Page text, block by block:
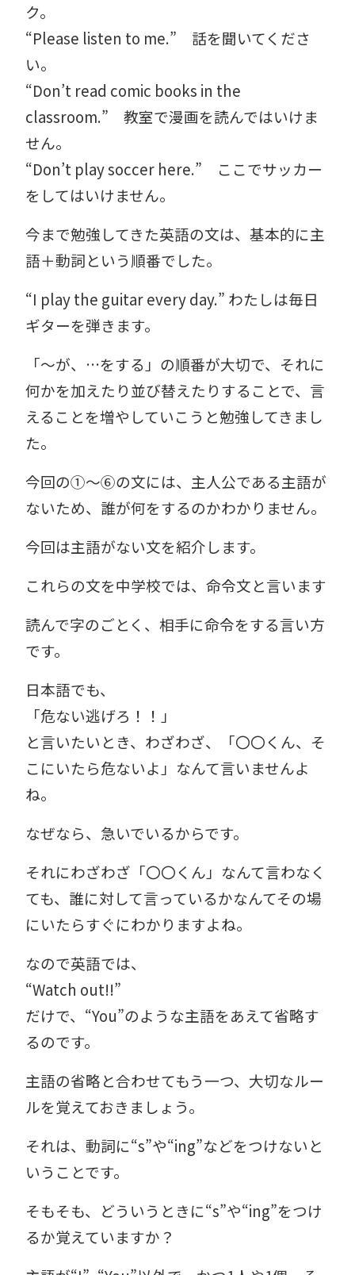
ク。
“Please listen to me.” 話を聞いてくださ
い。
“Don’t read comic books in the
classroom.” 教室で漫画を読んではいけま
せん。
“Don’t play soccer here.” ここでサッカー
をしてはいけません。
今まで勉強してきた英語の文は、基本的に主
語＋動詞という順番でした。
“I play the guitar every day.” わたしは毎日
ギターを弾きます。
「～が、…をする」の順番が大切で、それに
何かを加えたり並び替えたりすることで、言
えることを増やしていこうと勉強してきまし
た。
今回の①～⑥の文には、主人公である主語が
ないため、誰が何をするのかわかりません。
今回は主語がない文を紹介します。
これらの文を中学校では、命令文と言います
読んで字のごとく、相手に命令をする言い方
です。
日本語でも、
「危ない逃げろ！！」
と言いたいとき、わざわざ、「〇〇くん、そ
こにいたら危ないよ」なんて言いませんよ
ね。
なぜなら、急いでいるからです。
それにわざわざ「〇〇くん」なんて言わなく
ても、誰に対して言っているかなんてその場
にいたらすぐにわかりますよね。
なので英語では、
“Watch out!!”
だけで、“You”のような主語をあえて省略す
るのです。
主語の省略と合わせてもう一つ、大切なルー
ルを覚えておきましょう。
それは、動詞に“s”や“ing”などをつけないと
いうことです。
そもそも、どういうときに“s”や“ing”をつけ
るか覚えていますか？